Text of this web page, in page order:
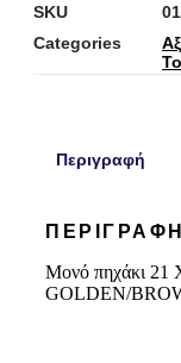
SKU
Categories
Περιγραφή
ΠΕΡΙΓΡΑΦΉ
Μονό πηχάκι21
GOLDEN/